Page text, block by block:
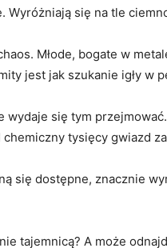
Wyróżniają się na tle
Młode, bogate w
jest jak szukanie igły w
wydaje się tym
chemiczny tysięcy gwiazd
się dostępne, znacznie
tajemnicą? A może